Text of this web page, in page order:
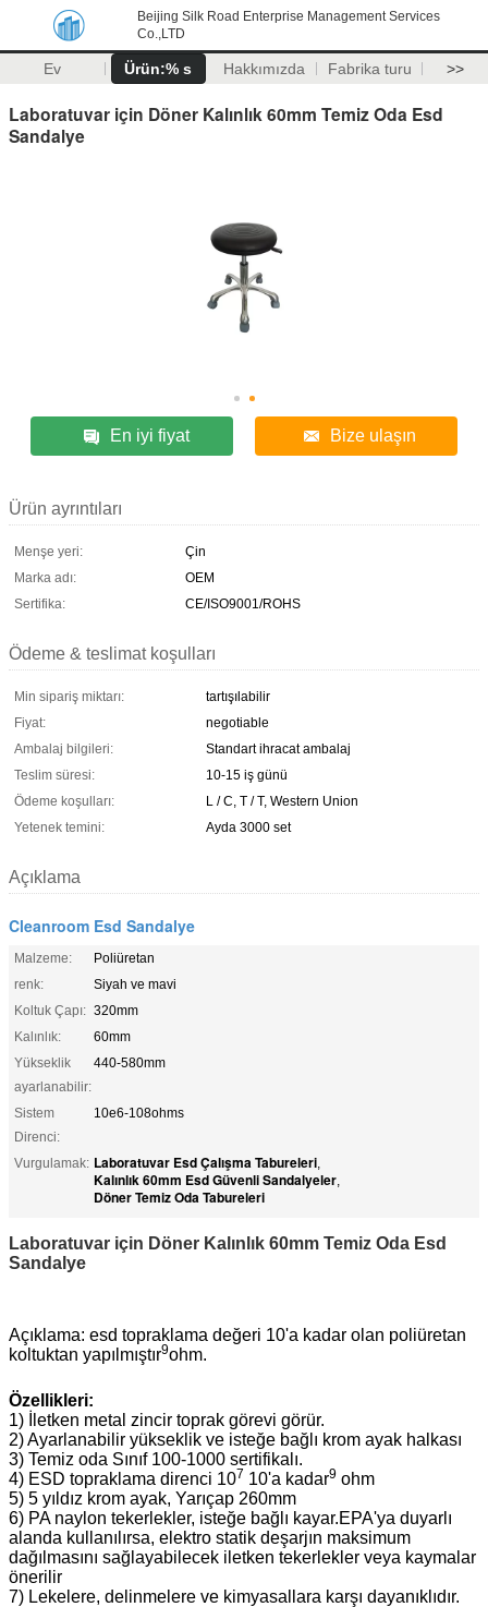
Beijing Silk Road Enterprise Management Services
Co.,LTD
Ev Ürün:% s Hakkımızda Fabrika turu >>
Laboratuvar için Döner Kalınlık 60mm Temiz Oda Esd
Sandalye
En iyi fiyat Bize ulaşın
Ürün ayrıntıları
Menşe yeri:
Çin
Marka adı:
OEM
Sertifika:
CE/ISO9001/ROHS
Ödeme & teslimat koşulları
Min sipariş miktarı:
tartışılabilir
Fiyat:
negotiable
Ambalaj bilgileri:
Standart ihracat ambalaj
Teslim süresi:
10-15 iş günü
Ödeme koşulları:
L / C, T / T, Western Union
Yetenek temini:
Ayda 3000 set
Açıklama
Cleanroom Esd Sandalye
Malzeme:
Poliüretan
renk:
Siyah ve mavi
Koltuk Çapı: 320mm
Kalınlık:
60mm
Yükseklik
ayarlanabilir:
440-580mm
Sistem
Direnci:
10e6-108ohms
Vurgulamak: Laboratuvar Esd Çalışma Tabureleri,
Kalınlık 60mm Esd Güvenli Sandalyeler,
Döner Temiz Oda Tabureleri
Laboratuvar için Döner Kalınlık 60mm Temiz Oda Esd
Sandalye
Açıklama: esd topraklama değeri 10'a kadar olan poliüretan
koltuktan yapılmıştır9ohm.
Özellikleri:
1) İletken metal zincir toprak görevi görür.
2) Ayarlanabilir yükseklik ve isteğe bağlı krom ayak halkası
3) Temiz oda Sınıf 100-1000 sertifikalı.
4) ESD topraklama direnci 107 10'a kadar9 ohm
5) 5 yıldız krom ayak, Yarıçap 260mm
6) PA naylon tekerlekler, isteğe bağlı kayar.EPA'ya duyarlı
alanda kullanılırsa, elektro statik deşarjın maksimum
dağılmasını sağlayabilecek iletken tekerlekler veya kaymalar
önerilir
7) Lekelere, delinmelere ve kimyasallara karşı dayanıklıdır.